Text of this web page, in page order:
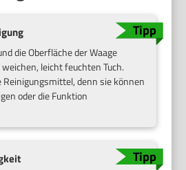
die Oberfläche der Waage
leicht feuchten Tuch.
Reinigungsmittel, denn sie können
oder die Funktion